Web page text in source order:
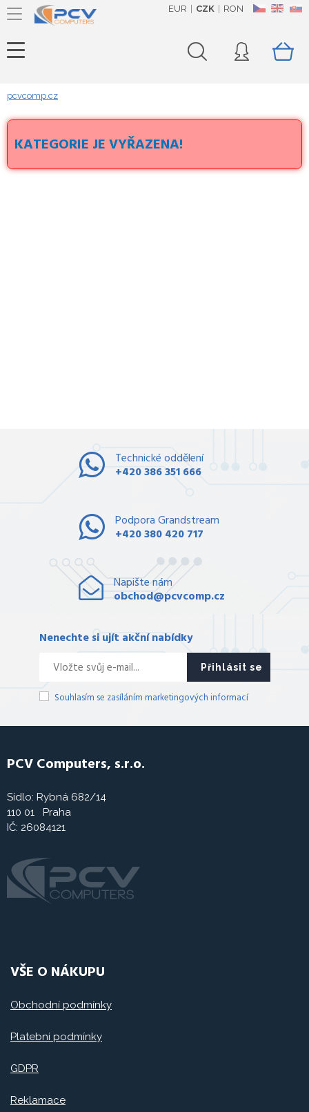
CZ EN SK
EUR CZK RON
pcvcomp.cz
KATEGORIE JE VYŘAZENA!
Technické oddělení
+420 386 351 666
Podpora Grandstream
+420 380 420 717
Napište nám
obchod@pcvcomp.cz
Nenechte si ujít akční nabídky
Přihlásit se
Souhlasím se zasíláním marketingových informací
PCV Computers, s.r.o.
Sídlo: Rybná 682/14
110 01 Praha
IČ: 26084121
VŠE O NÁKUPU
Obchodní podmínky
Platební podmínky
GDPR
Reklamace